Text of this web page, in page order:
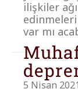
ilişkiler
var mı
5 Nisan